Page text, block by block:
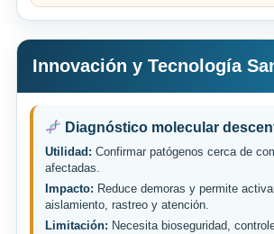
Innovación y Tecnología
Diagnóstico molecular
Utilidad: Confirmar patógenos cerca de
afectadas.
Impacto: Reduce demoras y permite
aislamiento, rastreo y atención.
Limitación: Necesita bioseguridad,